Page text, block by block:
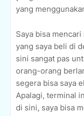
yang
Saya bisa
yang saya beli di
sini sangat pas
orang-orang
segera bisa saya
Apalagi, terminal
di sini, saya bisa